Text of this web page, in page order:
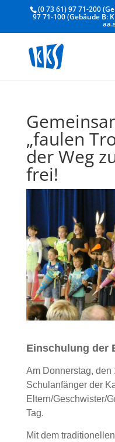
(0 73 61) 97 71-200
97 71-100 (Gebäude B:
„faulen
der Weg
frei!
Einschulung der
Am Donnerstag, den
Schulanfänger der
Eltern/Geschwister/
Tag.
Mit dem